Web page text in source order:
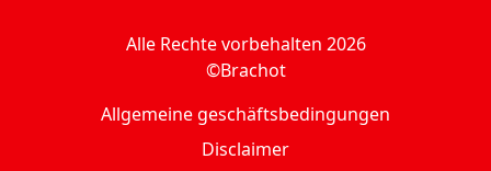
Alle Rechte vorbehalten 2026
©Brachot
Allgemeine geschäftsbedingungen
Disclaimer